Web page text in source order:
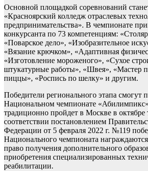
Основной площадкой соревнований
«Красноярский колледж отраслевых
предпринимательства». В чемпионате
конкурсанта по 73 компетенциям:
«Поварское дело», «Изобразительное
«Вязание крючком», «Адаптивная
«Изготовление мороженого», «Сухое
штукатурные работы», «Швея», «Мастер
пиццы», «Роспись по шелку» и другим.
Победители регионального этапа смогут
Национальном чемпионате
традиционно пройдет в Москве в октябре
соответствии постановлением
Федерации от 5 февраля 2022 г. №119
Национального чемпионата
право получения дополнительного
приобретения специализированных
реабилитации.